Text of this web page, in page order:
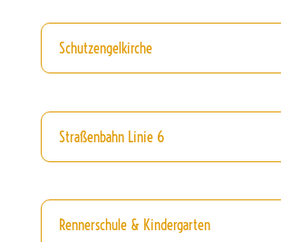
Schutzengelkirche
Straßenbahn Linie 6
Rennerschule & Kindergarten